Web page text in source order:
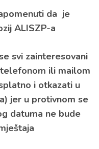
da je
ALISZP-a
svi zainteresovani
ili mailom
i otkazati u
jer u protivnom se
datuma ne bude